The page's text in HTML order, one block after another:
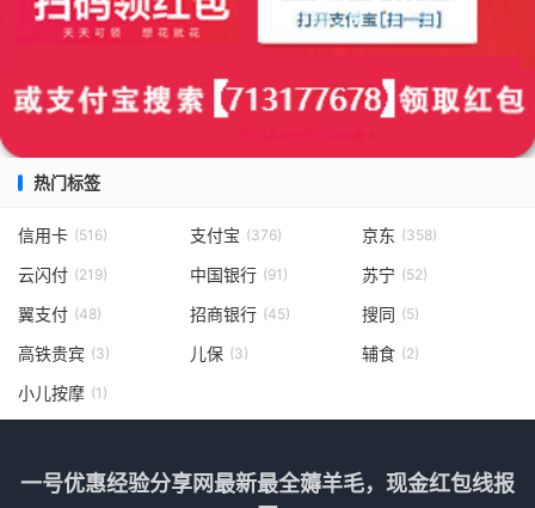
热门标签
信用卡 (516) 支付宝 (376) 京东 (358)
云闪付 (219) 中国银行 (91) 苏宁 (52)
翼支付 (48) 招商银行 (45) 搜同 (5)
高铁贵宾 (3) 儿保 (3) 辅食 (2)
小儿按摩 (1)
一号优惠经验分享网最新最全薅羊毛，现金红包线报